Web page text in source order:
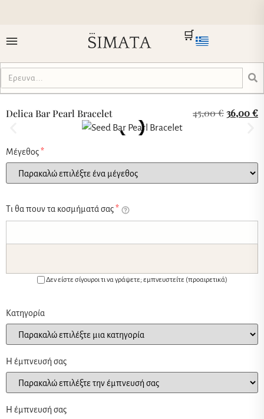
🛒
Delica Bar Pearl Bracelet 45,00€36,00€
Μέγεθος*
Τι θα πουν τα κοσμήματά σας*
Δεν είστε σίγουροι τι να γράψετε; εμπνευστείτε (προαιρετικά)
Κατηγορία
Η έμπνευσή σας
Η έμπνευσή σας